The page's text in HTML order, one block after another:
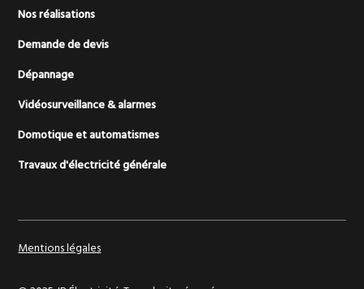
Nos réalisations
Demande de devis
Dépannage
Vidéosurveillance & alarmes
Domotique et automatismes
Travaux d'électricité générale
Mentions légales